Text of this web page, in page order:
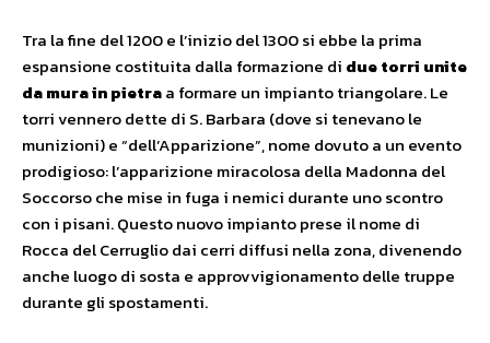
Tra la fine del 1200 e l’inizio del 1300 si ebbe la prima
espansione costituita dalla formazione di due torri unite
da mura in pietraa formare un impianto triangolare. Le
torri vennero dette di S. Barbara (dove si tenevano le
munizioni) e “dell’Apparizione”, nome dovuto a un evento
prodigioso: l’apparizione miracolosa della Madonna del
Soccorso che mise in fuga i nemici durante uno scontro
con i pisani. Questo nuovo impianto prese il nome di
Rocca del Cerruglio dai cerri diffusi nella zona, divenendo
anche luogo di sosta e approvvigionamento delle truppe
durante gli spostamenti.